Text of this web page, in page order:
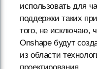
использовать для
поддержки таких
того, не исключаю,
Onshape будут
из области